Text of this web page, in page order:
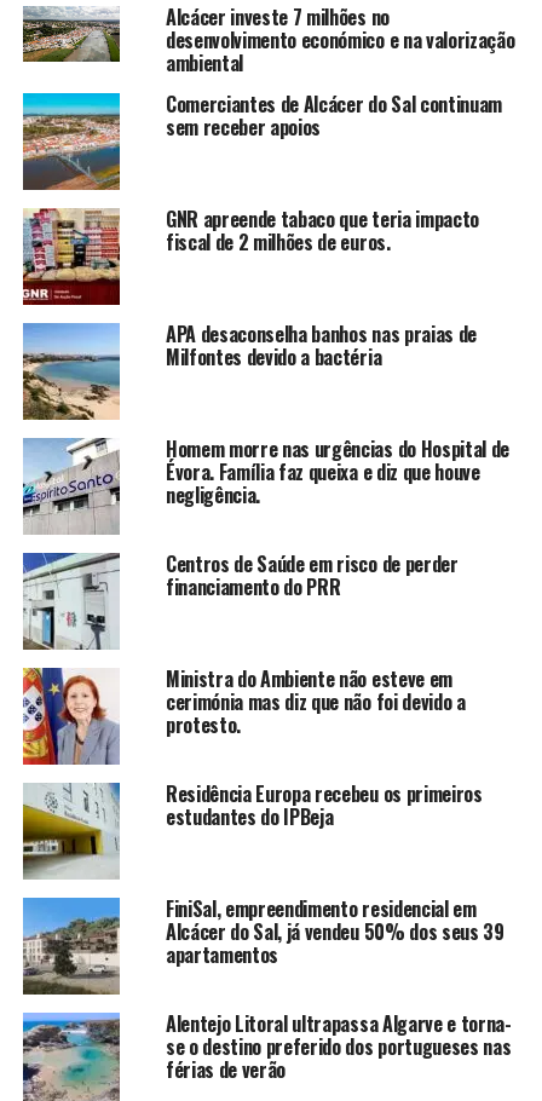
Alcácer investe 7 milhões no
desenvolvimento económico e na valorização
ambiental
Comerciantes de Alcácer do Sal continuam
sem receber apoios
GNR apreende tabaco que teria impacto
fiscal de 2 milhões de euros.
APA desaconselha banhos nas praias de
Milfontes devido a bactéria
Homem morre nas urgências do Hospital de
Évora. Família faz queixa e diz que houve
negligência.
Centros de Saúde em risco de perder
financiamento do PRR
Ministra do Ambiente não esteve em
cerimónia mas diz que não foi devido a
protesto.
Residência Europa recebeu os primeiros
estudantes do IPBeja
FiniSal, empreendimento residencial em
Alcácer do Sal, já vendeu 50% dos seus 39
apartamentos
Alentejo Litoral ultrapassa Algarve e torna-
se o destino preferido dos portugueses nas
férias de verão